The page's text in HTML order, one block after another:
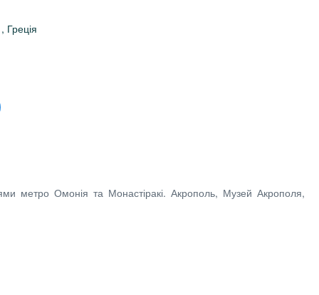
Греція
метро Омонія та Монастіракі. Акрополь, Музей Акрополя,